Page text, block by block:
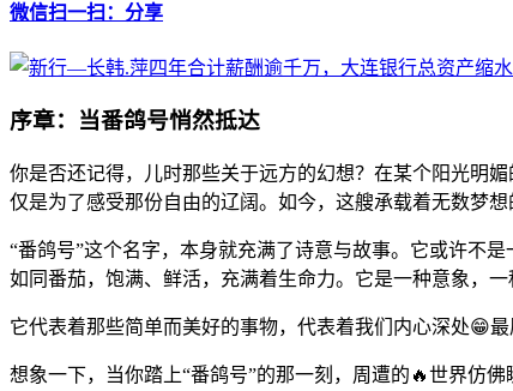
微信扫一扫：分享
序章：当番鸽号悄然抵达
你是否还记得，儿时那些关于远方的幻想？在某个阳光明
仅是为了感受那份自由的辽阔。如今，这艘承载着无数梦
“番鸽号”这个名字，本身就充满了诗意与故事。它或许不
如同番茄，饱满、鲜活，充满着生命力。它是一种意象，一
它代表着那些简单而美好的事物，代表着我们内心深处😁
想象一下，当你踏上“番鸽号”的那一刻，周遭的🔥世界仿